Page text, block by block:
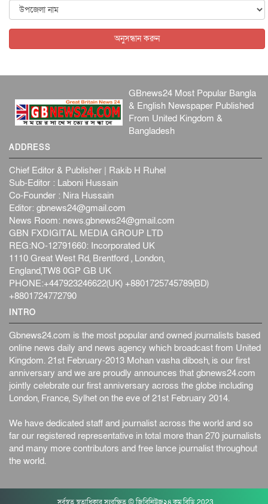
৬ আগস্ট, ২০২৬
অনুসন্ধান করুন
GBnews24 Most Popular Bangla
& English Newspaper Published
From United Kingdom &
Bangladesh
ADDRESS
Chief Editor & Publisher | Rakib H Ruhel
Sub-Editor : Laboni Hussain
Co-Founder : Nira Hussain
Editor: gbnews24@gmail.com
News Room: news.gbnews24@gmail.com
GBN FXDIGITAL MEDIA GROUP LTD
REG:NO-12791660: Incorporated UK
1110 Great West Rd, Brentford , London,
England,TW8 0GP GB UK
PHONE:+447923246622(UK) +8801725745789(BD)
+8801724772790
INTRO
Gbnews24.com is the most popular and owned journalists based
online news daily and news agency which broadcast from United
Kingdom. 21st February-2013 Mohan vasha dibosh, is our first
anniversary and we are proudly announces that gbnews24.com
jointly celebrate our first anniversary across the globe including
London, France, Sylhet on the eve of 21st February 2014.
We have dedicated staff and journalist across the world and so
far our registered representative in total more than 270 journalists
and many more contributors and free lance journalist throughout
the world.